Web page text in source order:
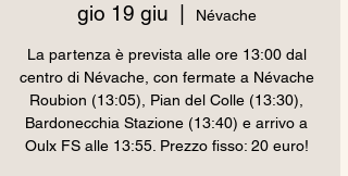
gio 19 giu Névache
La partenza è prevista alle ore 13:00 dal
centro di Névache, con fermate a Névache
Roubion (13:05), Pian del Colle (13:30),
Bardonecchia Stazione (13:40) e arrivo a
Oulx FS alle 13:55. Prezzo fisso: 20 euro!